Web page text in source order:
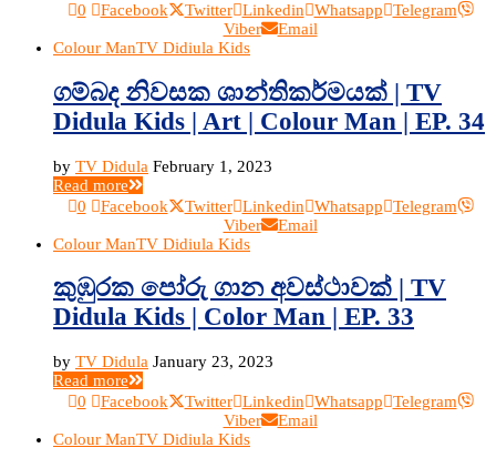
0
Facebook Twitter Linkedin Whatsapp
Telegram
Viber
Email
Colour ManTV Didiula Kids
ගම්බද නිවසක ශාන්තිකර්මයක් | TV
Didula Kids | Art | Colour Man | EP. 34
by TV Didula February 1, 2023
Read more
0
Facebook Twitter Linkedin Whatsapp
Telegram
Viber
Email
Colour ManTV Didiula Kids
කුඹුරක පෝරු ගාන අවස්ථාවක් | TV
Didula Kids | Color Man | EP. 33
by TV Didula January 23, 2023
Read more
0
Facebook Twitter Linkedin Whatsapp
Telegram
Viber
Email
Colour ManTV Didiula Kids